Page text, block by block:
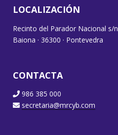
LOCALIZACIÓN
Recinto del Parador Nacional s/n
Baiona · 36300 · Pontevedra
CONTACTA
986 385 000
secretaria@mrcyb.com